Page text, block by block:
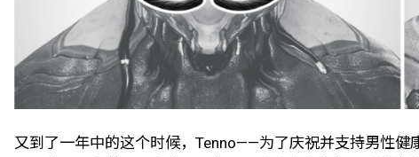
又到了一年中的这个时候，Tenno——为了庆祝并支持男性健